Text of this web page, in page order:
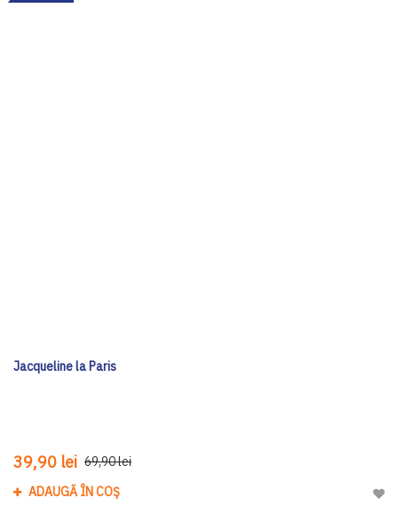
Jacqueline la Paris
39,90 lei 69,90 lei
ADAUGĂ ÎN COȘ